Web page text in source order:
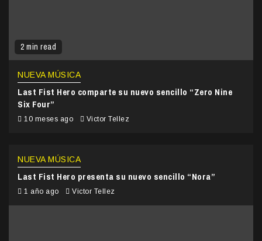
2 min read
NUEVA MÚSICA
Last Fist Hero comparte su nuevo sencillo “Zero Nine
Six Four”
10 meses ago Victor Tellez
NUEVA MÚSICA
Last Fist Hero presenta su nuevo sencillo “Nora”
1 año ago Victor Tellez